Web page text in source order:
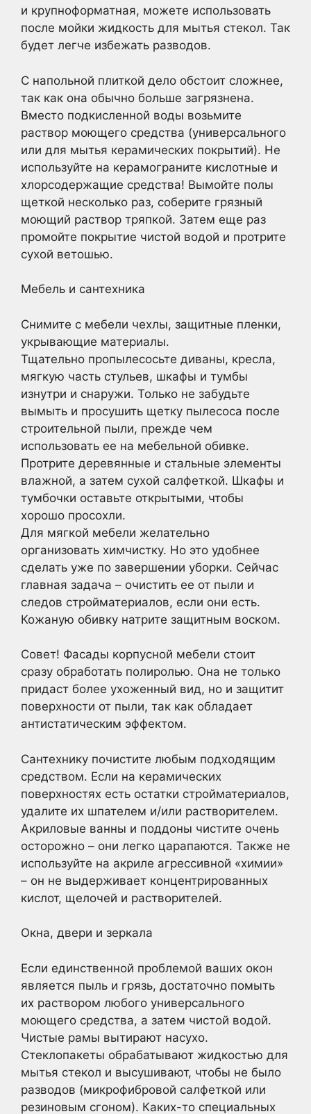
и крупноформатная, можете использовать
после мойки жидкость для мытья стекол. Так
будет легче избежать разводов.
С напольной плиткой дело обстоит сложнее,
так как она обычно больше загрязнена.
Вместо подкисленной воды возьмите
раствор моющего средства (универсального
или для мытья керамических покрытий). Не
используйте на керамограните кислотные и
хлорсодержащие средства! Вымойте полы
щеткой несколько раз, соберите грязный
моющий раствор тряпкой. Затем еще раз
промойте покрытие чистой водой и протрите
сухой ветошью.
Мебель и сантехника
Снимите с мебели чехлы, защитные пленки,
укрывающие материалы.
Тщательно пропылесосьте диваны, кресла,
мягкую часть стульев, шкафы и тумбы
изнутри и снаружи. Только не забудьте
вымыть и просушить щетку пылесоса после
строительной пыли, прежде чем
использовать ее на мебельной обивке.
Протрите деревянные и стальные элементы
влажной, а затем сухой салфеткой. Шкафы и
тумбочки оставьте открытыми, чтобы
хорошо просохли.
Для мягкой мебели желательно
организовать химчистку. Но это удобнее
сделать уже по завершении уборки. Сейчас
главная задача – очистить ее от пыли и
следов стройматериалов, если они есть.
Кожаную обивку натрите защитным воском.
Совет! Фасады корпусной мебели стоит
сразу обработать полиролью. Она не только
придаст более ухоженный вид, но и защитит
поверхности от пыли, так как обладает
антистатическим эффектом.
Сантехнику почистите любым подходящим
средством. Если на керамических
поверхностях есть остатки стройматериалов,
удалите их шпателем и/или растворителем.
Акриловые ванны и поддоны чистите очень
осторожно – они легко царапаются. Также не
используйте на акриле агрессивной «химии»
– он не выдерживает концентрированных
кислот, щелочей и растворителей.
Окна, двери и зеркала
Если единственной проблемой ваших окон
является пыль и грязь, достаточно помыть
их раствором любого универсального
моющего средства, а затем чистой водой.
Чистые рамы вытирают насухо.
Стеклопакеты обрабатывают жидкостью для
мытья стекол и высушивают, чтобы не было
разводов (микрофибровой салфеткой или
резиновым сгоном). Каких-то специальных